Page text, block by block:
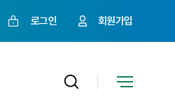
로그인 회원가입